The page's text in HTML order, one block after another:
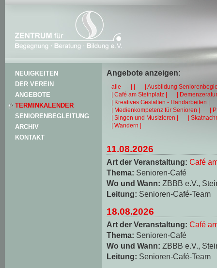
NEUIGKEITEN
DER VEREIN
ANGEBOTE
TERMINKALENDER
SENIORENBEGLEITUNG
ARCHIV
KONTAKT
Angebote anzeigen:
alle | |
| Ausbildung
| Café am Steinplatz |
|
| Kreatives Gestalten - Handarbeiten |
| Medienkompetenz für Senioren |
|
| Singen und Musizieren |
|
| Wandern |
11.08.2026
Art der Veranstaltung: Café
Thema: Senioren-Café
Wo und Wann: ZBBB e.V.,
Leitung: Senioren-Café-Team
18.08.2026
Art der Veranstaltung: Café
Thema: Senioren-Café
Wo und Wann: ZBBB e.V.,
Leitung: Senioren-Café-Team